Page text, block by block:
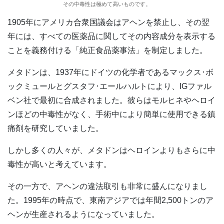
その中毒性は極めて高いものです。
1905年にアメリカ合衆国議会はアヘンを禁止し、その翌
年には、すべての医薬品に関してその内容成分を表示する
ことを義務付ける「純正食品薬事法」を制定しました。
メタドンは、1937年にドイツの化学者であるマックス･ボ
ックミュールとグスタフ･エールハルトにより、IGファル
ベン社で最初に合成されました。彼らはモルヒネやヘロイ
ンほどの中毒性がなく、手術中により簡単に使用できる鎮
痛剤を研究していました。
しかし多くの人々が、メタドンはヘロインよりもさらに中
毒性が高いと考えています。
その一方で、アヘンの違法取引も非常に盛んになりまし
た。1995年の時点で、東南アジアでは年間2,500トンのア
ヘンが生産されるようになっていました。